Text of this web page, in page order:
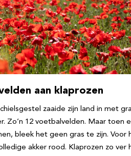
aan klaprozen
zaaide zijn land in met
Zo’n 12 voetbalvelden. Maar toen
bleek het geen gras te zijn. Voor
akker rood. Klaprozen zo ver